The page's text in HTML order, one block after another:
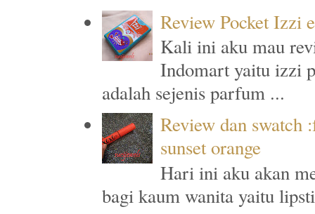
Review Pocket Izzi
Kali ini aku mau
Indomart yaitu izzi
adalah sejenis parfum ...
Review dan swatch
sunset orange
Hari ini aku akan
bagi kaum wanita yaitu